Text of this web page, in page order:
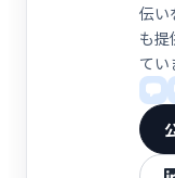
伝い
も提
てい